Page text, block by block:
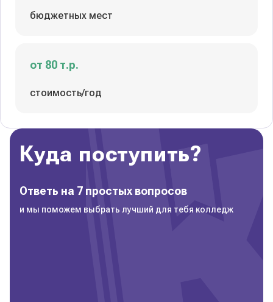
бюджетных мест
от 80 т.р.
стоимость/год
Куда поступить?
Ответь на 7 простых вопросов
и мы поможем выбрать лучший для тебя колледж